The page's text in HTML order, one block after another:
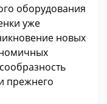
оборудования
уже
новых
прежнего